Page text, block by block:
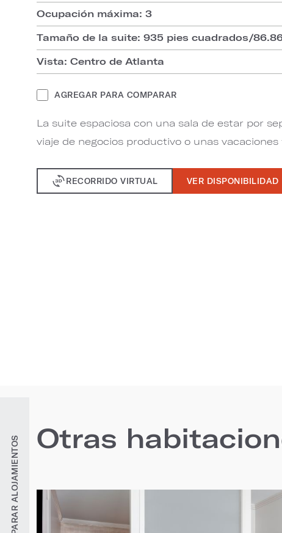
COMPARAR ALOJAMIENTOS
Ocupación máxima: 3
Tamaño de la suite: 935 pies cuadrados/
Vista: Centro de Atlanta
AGREGAR PARA COMPARAR
La suite espaciosa con una sala de estar por
viaje de negocios productivo o unas vacaciones
RECORRIDO VIRTUAL VER DISPONIBILIDAD
Otras